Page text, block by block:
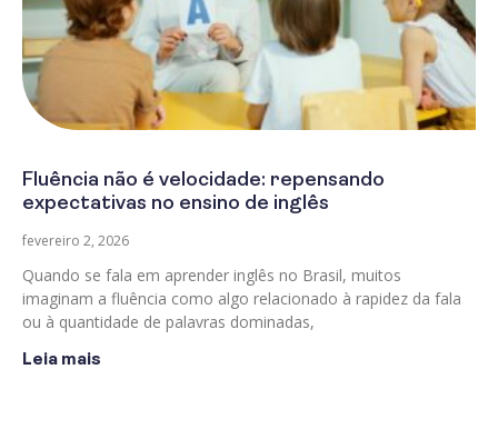
Fluência não é velocidade: repensando
expectativas no ensino de inglês
fevereiro 2, 2026
Quando se fala em aprender inglês no Brasil, muitos
imaginam a fluência como algo relacionado à rapidez da fala
ou à quantidade de palavras dominadas,
Leia mais